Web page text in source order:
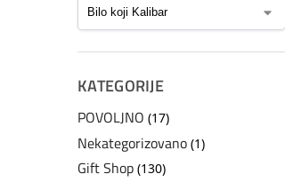
KATEGORIJE
POVOLJNO (17)
Nekategorizovano (1)
Gift Shop (130)